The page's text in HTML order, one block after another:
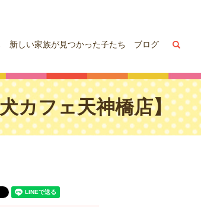
新しい家族が見つかった子たち ブログ
カフェ天神橋店】